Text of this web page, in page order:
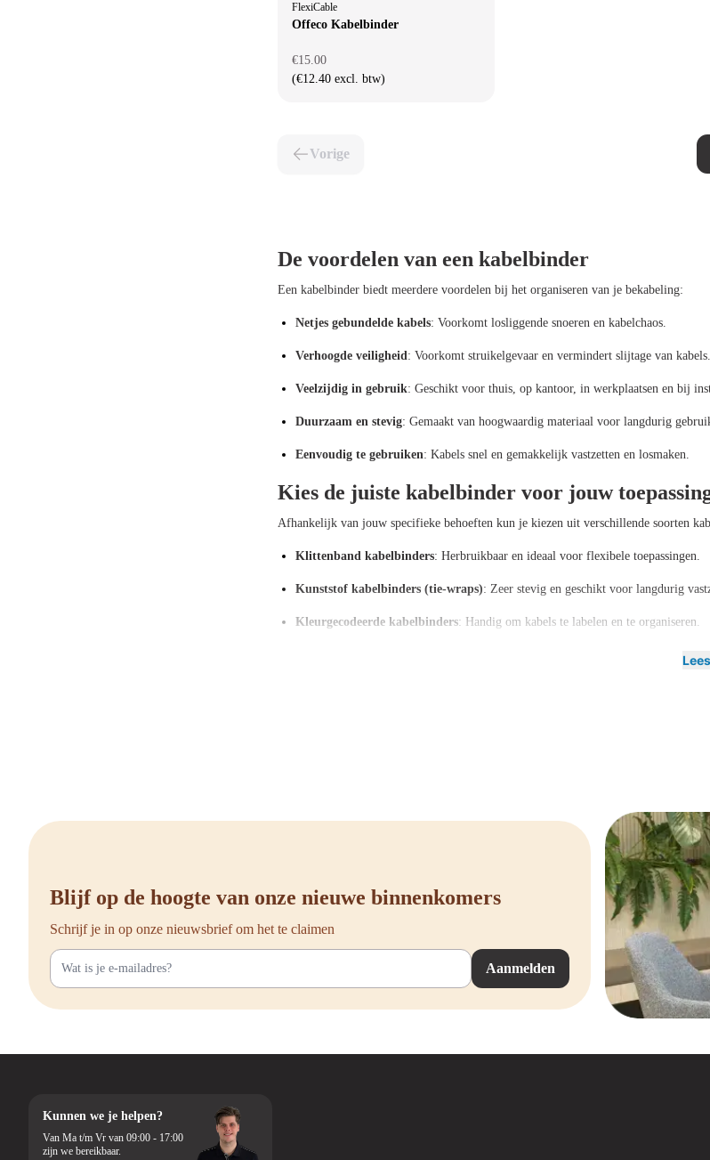
FlexiCable
Offeco Kabelbinder
€15.00
(€12.40 excl. btw)
Vorige
De voordelen van een kabelbinder
Een kabelbinder biedt meerdere voordelen bij het organiseren van je bekabeling:
Netjes gebundelde kabels: Voorkomt losliggende snoeren en kabelchaos.
Verhoogde veiligheid: Voorkomt struikelgevaar en vermindert slijtage van kabels.
Veelzijdig in gebruik: Geschikt voor thuis, op kantoor, in werkplaatsen en bij
Duurzaam en stevig: Gemaakt van hoogwaardig materiaal voor langdurig
Eenvoudig te gebruiken: Kabels snel en gemakkelijk vastzetten en losmaken.
Kies de juiste kabelbinder voor jouw
Afhankelijk van jouw specifieke behoeften kun je kiezen uit verschillende soorten
Klittenband kabelbinders: Herbruikbaar en ideaal voor flexibele toepassingen.
Kunststof kabelbinders (tie-wraps): Zeer stevig en geschikt voor langdurig
Kleurgecodeerde kabelbinders: Handig om kabels te labelen en te organiseren.
: Geschikt voor bundeling van dikke of
Blijf op de hoogte van onze nieuwe binnenkomers
Schrijf je in op onze nieuwsbrief om het te claimen
Aanmelden
Kunnen we je helpen?
Van Ma t/m Vr van 09:00 - 17:00
zijn we bereikbaar.